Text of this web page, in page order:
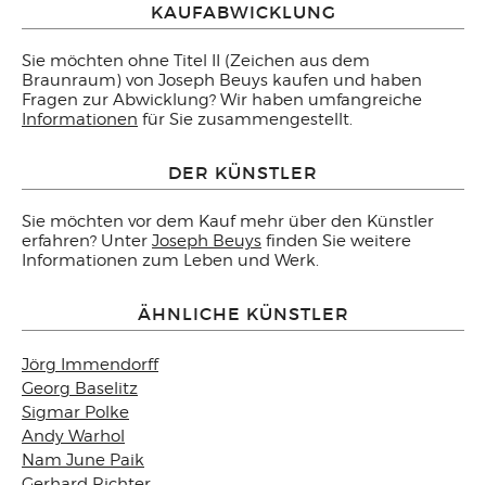
KAUFABWICKLUNG
Sie möchten ohne Titel II (Zeichen aus dem
Braunraum) von Joseph Beuys kaufen und haben
Fragen zur Abwicklung? Wir haben umfangreiche
Informationen für Sie zusammengestellt.
DER KÜNSTLER
Sie möchten vor dem Kauf mehr über den Künstler
erfahren? Unter Joseph Beuys finden Sie weitere
Informationen zum Leben und Werk.
ÄHNLICHE KÜNSTLER
Jörg Immendorff
Georg Baselitz
Sigmar Polke
Andy Warhol
Nam June Paik